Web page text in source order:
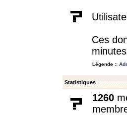
Ces
minutes
Légende ::
Statistiques
1260